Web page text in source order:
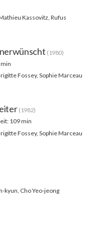
Kassovitz, Rufus
(1980)
Fossey, Sophie Marceau
(1982)
109 min
Fossey, Sophie Marceau
kyun, Cho Yeo-jeong